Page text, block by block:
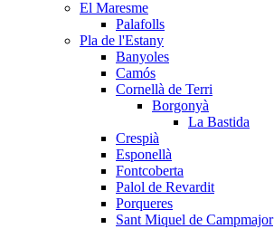
El Maresme
Palafolls
Pla de l'Estany
Banyoles
Camós
Cornellà de Terri
Borgonyà
La Bastida
Crespià
Esponellà
Fontcoberta
Palol de Revardit
Porqueres
Sant Miquel de Campmajor